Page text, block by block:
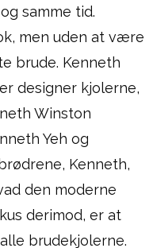
samme tid.
men uden at være
brude. Kenneth
designer kjolerne,
Winston
Yeh og
Kenneth,
den moderne
derimod, er at
brudekjolerne.